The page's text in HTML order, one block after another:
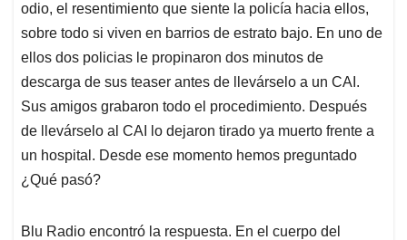
A
p
p
o
o
k
d
I
n
d
s
odio, el resentimiento que siente la policía hacia ellos,
sobre todo si viven en barrios de estrato bajo. En uno de
ellos dos policias le propinaron dos minutos de
descarga de sus teaser antes de llevárselo a un CAI.
Sus amigos grabaron todo el procedimiento. Después
de llevárselo al CAI lo dejaron tirado ya muerto frente a
un hospital. Desde ese momento hemos preguntado
¿Qué pasó?
Blu Radio encontró la respuesta. En el cuerpo del